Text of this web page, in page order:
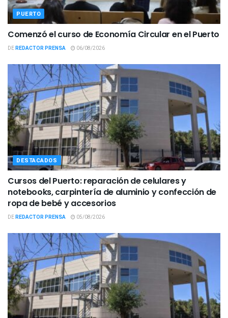
PUERTO
Comenzó el curso de Economía Circular en el Puerto
DEREDACTOR PRENSA 06/08/2026
DESTACADOS
Cursos del Puerto: reparación de celulares y
notebooks, carpintería de aluminio y confección de
ropa de bebé y accesorios
DEREDACTOR PRENSA 05/08/2026